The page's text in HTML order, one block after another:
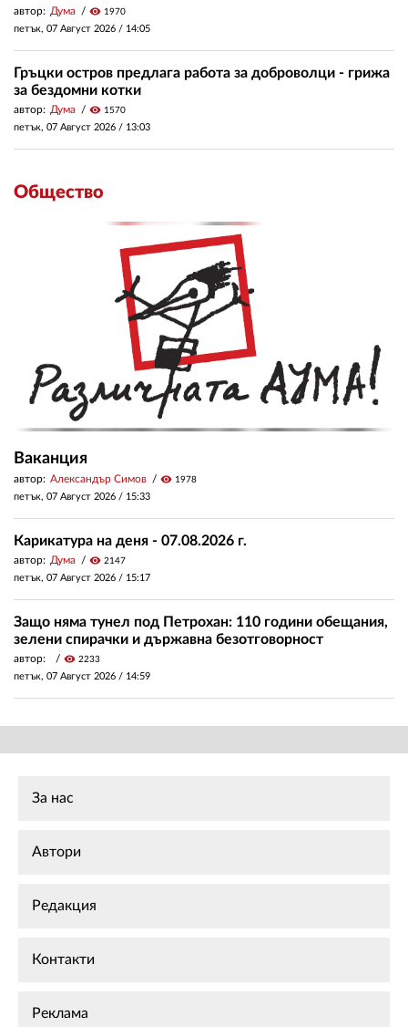
автор: Дума visibility 1970
петък, 07 Август 2026 / 14:05
Гръцки остров предлага работа за доброволци - грижа
за бездомни котки
автор: Дума visibility 1570
петък, 07 Август 2026 / 13:03
Общество
Ваканция
автор: Александър Симов visibility 1978
петък, 07 Август 2026 / 15:33
Карикатура на деня - 07.08.2026 г.
автор: Дума visibility 2147
петък, 07 Август 2026 / 15:17
Защо няма тунел под Петрохан: 110 години обещания,
зелени спирачки и държавна безотговорност
автор: visibility 2233
петък, 07 Август 2026 / 14:59
За нас
Автори
Редакция
Контакти
Реклама